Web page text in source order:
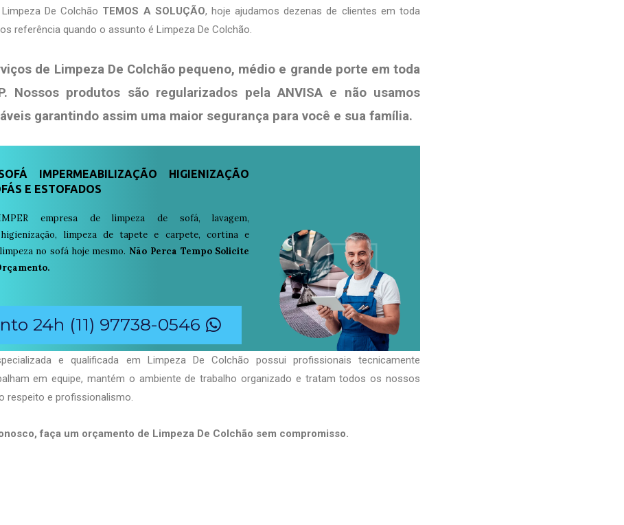
De Colchão TEMOS A SOLUÇÃO, hoje ajudamos dezenas de clientes em toda
referência quando o assunto é Limpeza De Colchão.
de Limpeza De Colchão pequeno, médio e grande porte em toda
Nossos produtos são regularizados pela ANVISA e não usamos
garantindo assim uma maior segurança para você e sua família.
IMPERMEABILIZAÇÃO HIGIENIZAÇÃO
E ESTOFADOS
empresa de limpeza de sofá, lavagem,
higienização, limpeza de tapete e carpete, cortina e
no sofá hoje mesmo. Não Perca Tempo Solicite
24h (11) 97738-0546
e qualificada em Limpeza De Colchão possui profissionais tecnicamente
em equipe, mantém o ambiente de trabalho organizado e tratam todos os nossos
respeito e profissionalismo.
faça um orçamento de Limpeza De Colchão sem compromisso.